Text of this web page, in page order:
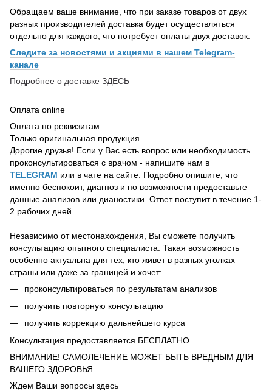
Обращаем ваше внимание, что при заказе товаров от двух
разных производителей доставка будет осуществляться
отдельно для каждого, что потребует оплаты двух доставок.
Следите за новостями и акциями в нашем Telegram-
канале
Подробнее о доставке ЗДЕСЬ
Оплата online
Оплата по реквизитам
Только оригинальная продукция
Дорогие друзья! Если у Вас есть вопрос или необходимость
проконсультироваться с врачом - напишите нам в
TELEGRAM или в чате на сайте. Подробно опишите, что
именно беспокоит, диагноз и по возможности предоставьте
данные анализов или дианостики. Ответ поступит в течение 1-
2 рабочих дней.
Независимо от местонахождения, Вы сможете получить
консультацию опытного специалиста. Такая возможность
особенно актуальна для тех, кто живет в разных уголках
страны или даже за границей и хочет:
проконсультироваться по результатам анализов
получить повторную консультацию
получить коррекцию дальнейшего курса
Консультация предоставляется БЕСПЛАТНО.
ВНИМАНИЕ! САМОЛЕЧЕНИЕ МОЖЕТ БЫТЬ ВРЕДНЫМ ДЛЯ
ВАШЕГО ЗДОРОВЬЯ.
Ждем Ваши вопросы здесь